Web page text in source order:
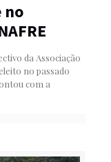
no
da Associação
no passado
com a